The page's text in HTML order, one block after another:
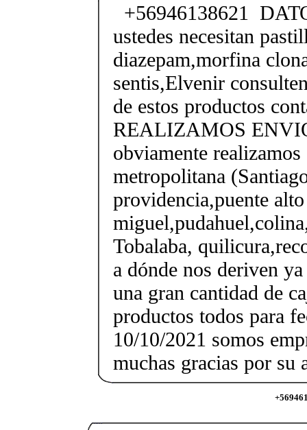
+56946138621
ustedes necesitan
diazepam,morfina
sentis,Elvenir
de estos productos
REALIZAMOS
obviamente
metropolitana
providencia,puente
Tobalaba,
a dónde nos deriven
una gran cantidad de
productos todos para
10/10/2021 somos
muchas gracias por su